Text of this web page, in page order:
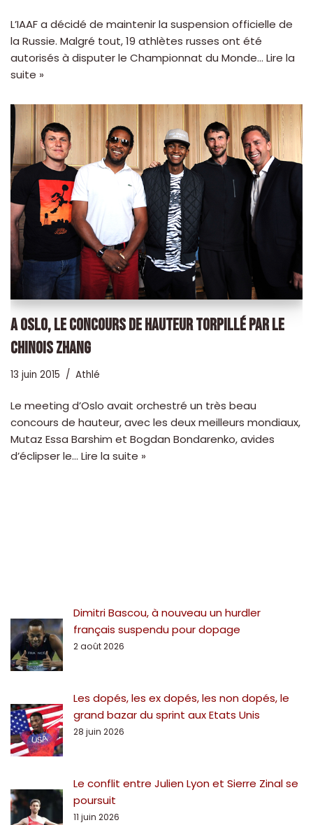
L’IAAF a décidé de maintenir la suspension officielle de
la Russie. Malgré tout, 19 athlètes russes ont été
autorisés à disputer le Championnat du Monde… Lire la
suite »
A OSLO, LE CONCOURS DE HAUTEUR TORPILLÉ PAR LE
CHINOIS ZHANG
13 juin 2015 Athlé
Le meeting d’Oslo avait orchestré un très beau
concours de hauteur, avec les deux meilleurs mondiaux,
Mutaz Essa Barshim et Bogdan Bondarenko, avides
d’éclipser le… Lire la suite »
Dimitri Bascou, à nouveau un hurdler
français suspendu pour dopage
2 août 2026
Les dopés, les ex dopés, les non dopés, le
grand bazar du sprint aux Etats Unis
28 juin 2026
Le conflit entre Julien Lyon et Sierre Zinal se
poursuit
11 juin 2026